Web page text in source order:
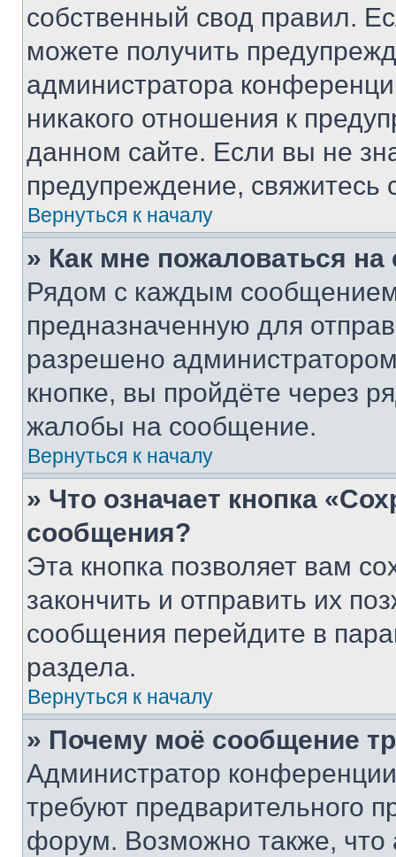
собственный свод правил.
можете получить
администратора
никакого отношения к
данном сайте. Если вы не
предупреждение,
Вернуться к началу
» Как мне пожаловаться
Рядом с каждым сообщением
предназначенную для
разрешено
кнопке, вы пройдёте через
жалобы на сообщение.
Вернуться к началу
» Что означает кнопка
сообщения?
Эта кнопка позволяет вам
закончить и отправить их
сообщения перейдите в
раздела.
Вернуться к началу
» Почему моё сообщение
Администратор
требуют предварительного
форум. Возможно также, что